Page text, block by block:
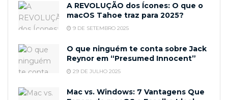
A REVOLUÇÃO dos Ícones: O que o
macOS Tahoe traz para 2025?
9 DE SETEMBRO 2025
O que ninguém te conta sobre Jack
Reynor em “Presumed Innocent”
29 DE JULHO 2025
Mac vs. Windows: 7 Vantagens Que